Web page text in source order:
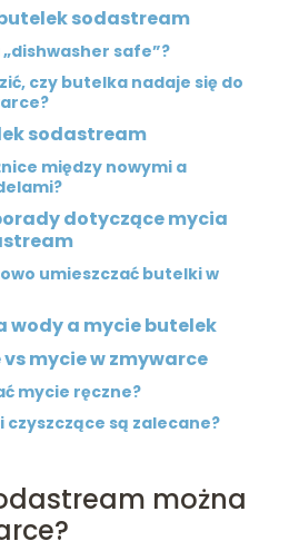
sodastream
safe”?
czy butelka nadaje się do
sodastream
między nowymi a
dotyczące mycia
umieszczać butelki w
wody a mycie butelek
vs mycie w zmywarce
mycie ręczne?
czyszczące są zalecane?
można